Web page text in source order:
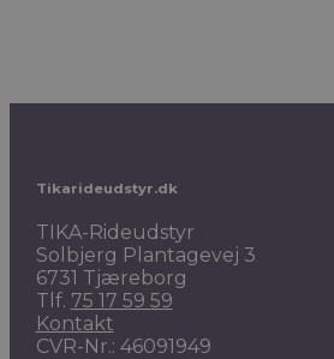
Tikarideudstyr.dk
TIKA-Rideudstyr
Solbjerg Plantagevej 3
6731 Tjæreborg
Tlf. 75 17 59 59
Kontakt
CVR-Nr.: 46091949